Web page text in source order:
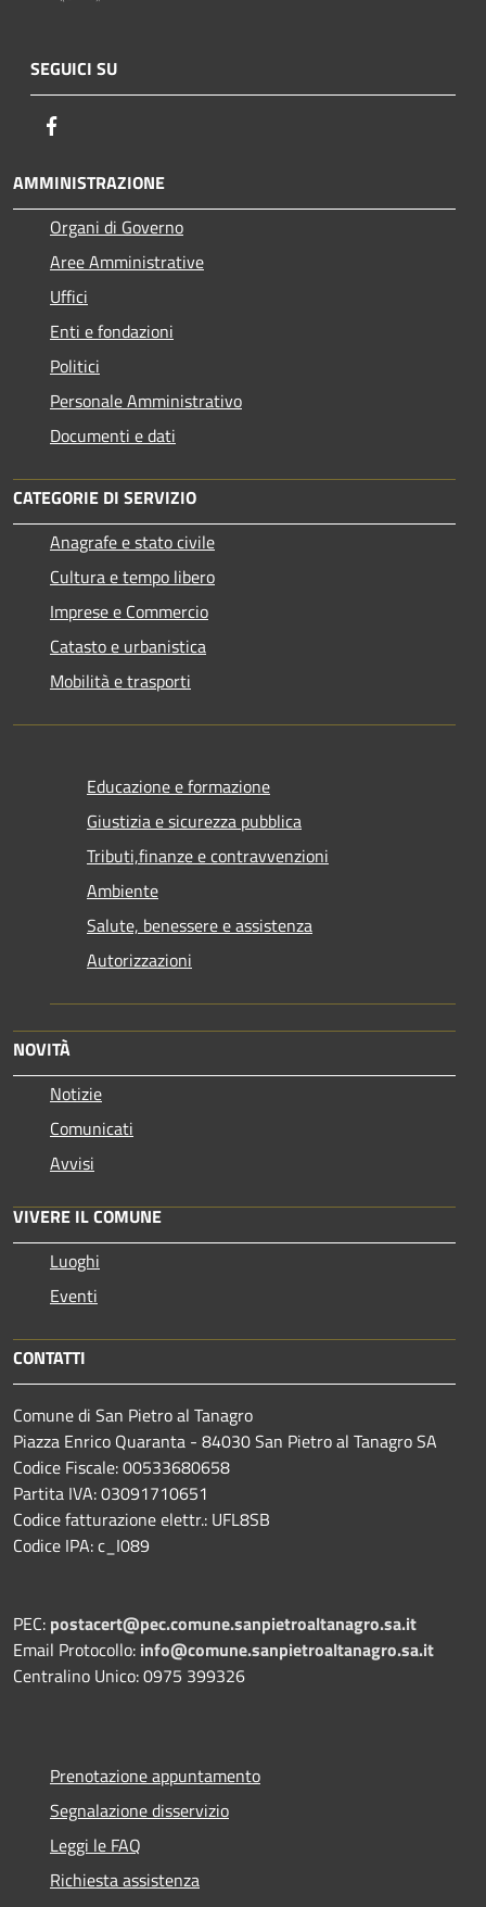
SEGUICI SU
AMMINISTRAZIONE
Organi di Governo
Aree Amministrative
Uffici
Enti e fondazioni
Politici
Personale Amministrativo
Documenti e dati
CATEGORIE DI SERVIZIO
Anagrafe e stato civile
Cultura e tempo libero
Imprese e Commercio
Catasto e urbanistica
Mobilità e trasporti
Educazione e formazione
Giustizia e sicurezza pubblica
Tributi,finanze e contravvenzioni
Ambiente
Salute, benessere e assistenza
Autorizzazioni
NOVITÀ
Notizie
Comunicati
Avvisi
VIVERE IL COMUNE
Luoghi
Eventi
CONTATTI
Comune di San Pietro al Tanagro
Piazza Enrico Quaranta - 84030 San Pietro al Tanagro SA
Codice Fiscale: 00533680658
Partita IVA: 03091710651
Codice fatturazione elettr.: UFL8SB
Codice IPA: c_I089
PEC: postacert@pec.comune.sanpietroaltanagro.sa.it
Email Protocollo: info@comune.sanpietroaltanagro.sa.it
Centralino Unico: 0975 399326
Prenotazione appuntamento
Segnalazione disservizio
Leggi le FAQ
Richiesta assistenza